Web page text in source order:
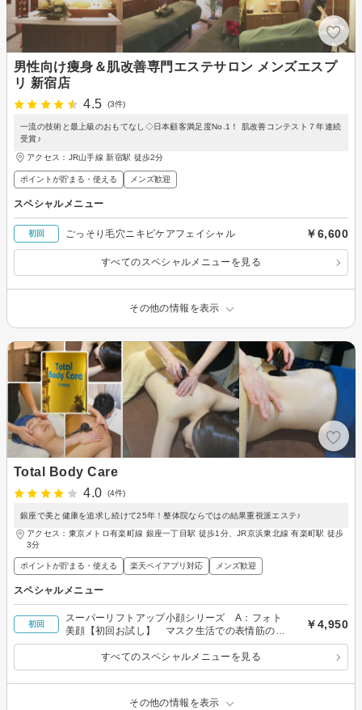
男性向け痩身＆肌改善専門エステサロン メンズエスプ
リ 新宿店
4.5
(3件)
一流の技術と最上級のおもてなし◇日本顧客満足度No.1！ 肌改善コンテスト７年連続
受賞♪
アクセス：JR山手線 新宿駅 徒歩2分
ポイントが貯まる・使える メンズ歓迎
スペシャルメニュー
初回 ごっそり毛穴ニキビケアフェイシャル ￥6,600
すべてのスペシャルメニューを見る
その他の情報を表示
Total Body Care
4.0
(4件)
銀座で美と健康を追求し続けて25年！整体院ならではの結果重視派エステ♪
アクセス：東京メトロ有楽町線 銀座一丁目駅 徒歩1分、JR京浜東北線 有楽町駅 徒歩
3分
ポイントが貯まる・使える 楽天ペイアプリ対応 メンズ歓迎
スペシャルメニュー
初回
スーパーリフトアップ小顔シリーズ A：フォト
美顔【初回お試し】 マスク生活での表情筋のた
るみに！
￥4,950
すべてのスペシャルメニューを見る
その他の情報を表示